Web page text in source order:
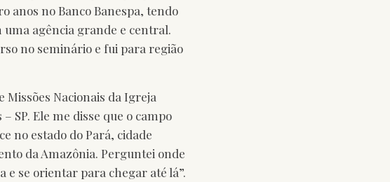
anos no Banco Banespa, tendo
uma agência grande e central.
no seminário e fui para região
Nacionais da Igreja
SP. Ele me disse que o campo
no estado do Pará, cidade
da Amazônia. Perguntei onde
e se orientar para chegar até lá”.